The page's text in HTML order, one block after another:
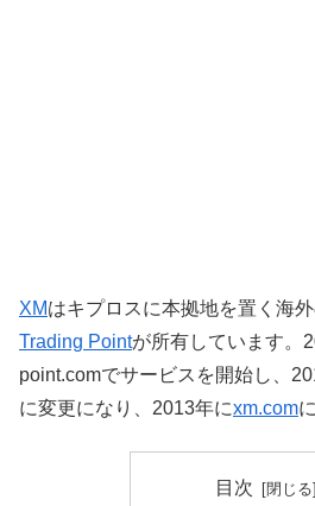
XMはキプロスに本拠地を置く海
Trading Pointが所有しています。
point.comでサービスを開始し、
に変更になり、2013年にxm.com
目次